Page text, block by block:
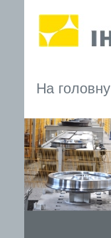
На головну